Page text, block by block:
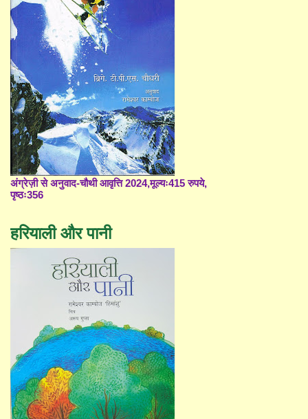
अंग्रेज़ी से अनुवाद-चौथी आवृत्ति 2024,मूल्यः415 रुपये,
पृष्ठः356
हरियाली और पानी